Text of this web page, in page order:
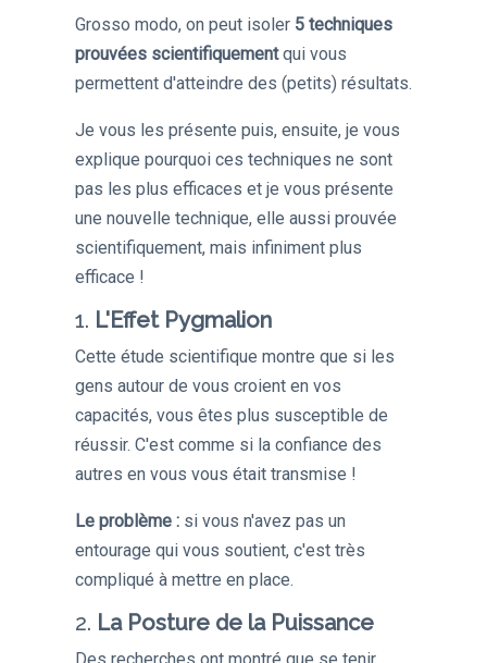
Grosso modo, on peut isoler 5 techniques
prouvées scientifiquementqui vous
permettent d'atteindre des (petits) résultats.
Je vous les présente puis, ensuite, je vous
explique pourquoi ces techniques ne sont
pas les plus efficaces et je vous présente
une nouvelle technique, elle aussi prouvée
scientifiquement, mais infiniment plus
efficace !
1. L'Effet Pygmalion
Cette étude scientifique montre que si les
gens autour de vous croient en vos
capacités, vous êtes plus susceptible de
réussir. C'est comme si la confiance des
autres en vous vous était transmise !
Le problème :si vous n'avez pas un
entourage qui vous soutient, c'est très
compliqué à mettre en place.
2. La Posture de la Puissance